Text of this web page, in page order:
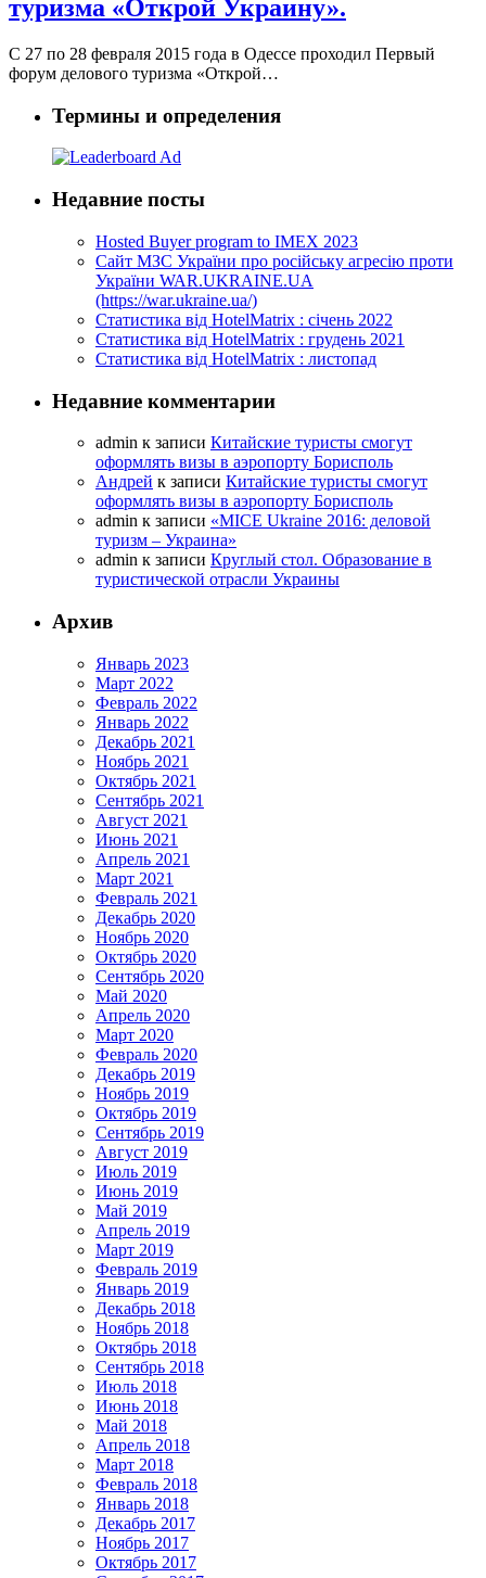
туризма «Открой Украину».
С 27 по 28 февраля 2015 года в Одессе проходил Первый
форум делового туризма «Открой…
Термины и определения
Недавние посты
Hosted Buyer program to IMEX 2023
Cайт МЗС України про російську агресію проти
України WAR.UKRAINE.UA
(https://war.ukraine.ua/)
Статистика від HotelMatrix : січень 2022
Статистика від HotelMatrix : грудень 2021
Статистика від HotelMatrix : листопад
Недавние комментарии
admin к записи Китайские туристы смогут
оформлять визы в аэропорту Борисполь
Андрей к записи Китайские туристы смогут
оформлять визы в аэропорту Борисполь
admin к записи «MICE Ukraine 2016: деловой
туризм – Украина»
admin к записи Круглый стол. Образование в
туристической отрасли Украины
Архив
Январь 2023
Март 2022
Февраль 2022
Январь 2022
Декабрь 2021
Ноябрь 2021
Октябрь 2021
Сентябрь 2021
Август 2021
Июнь 2021
Апрель 2021
Март 2021
Февраль 2021
Декабрь 2020
Ноябрь 2020
Октябрь 2020
Сентябрь 2020
Май 2020
Апрель 2020
Март 2020
Февраль 2020
Декабрь 2019
Ноябрь 2019
Октябрь 2019
Сентябрь 2019
Август 2019
Июль 2019
Июнь 2019
Май 2019
Апрель 2019
Март 2019
Февраль 2019
Январь 2019
Декабрь 2018
Ноябрь 2018
Октябрь 2018
Сентябрь 2018
Июль 2018
Июнь 2018
Май 2018
Апрель 2018
Март 2018
Февраль 2018
Январь 2018
Декабрь 2017
Ноябрь 2017
Октябрь 2017